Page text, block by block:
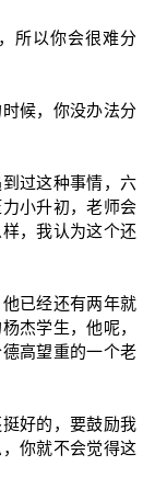
所以你会很难分
候，你没办法分
过这种事情，六
小升初，老师会
，我认为这个还
已经还有两年就
杰学生，他呢，
高望重的一个老
好的，要鼓励我
你就不会觉得这